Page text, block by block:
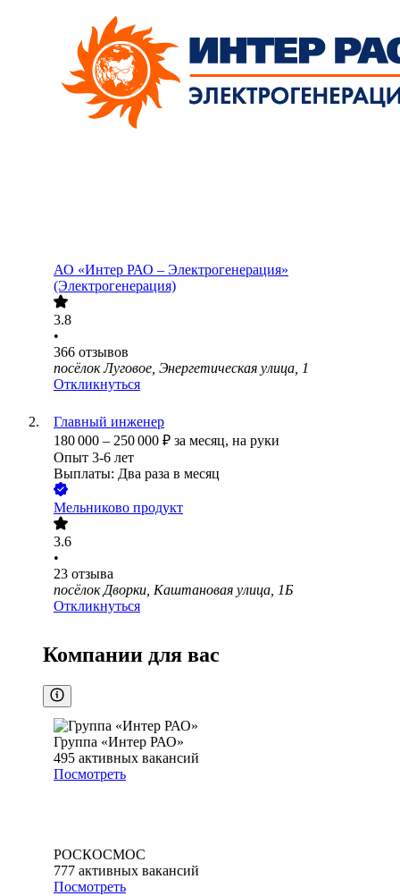
АО «Интер РАО – Электрогенерация»
(Электрогенерация)
3.8
•
366 отзывов
посёлок Луговое, Энергетическая улица, 1
Откликнуться
Главный инженер
180 000 – 250 000 ₽ за месяц, на руки
Опыт 3-6 лет
Выплаты: Два раза в месяц
Мельниково продукт
3.6
•
23 отзыва
посёлок Дворки, Каштановая улица, 1Б
Откликнуться
Компании для вас
Группа «Интер РАО»
495 активных вакансий
Посмотреть
РОСКОСМОС
777 активных вакансий
Посмотреть